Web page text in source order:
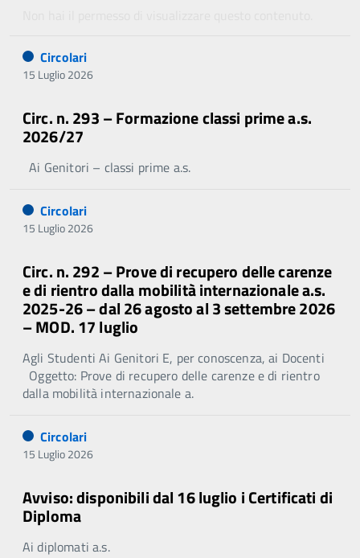
Circolari
15 Luglio 2026
Circ. n. 293 – Formazione classi prime a.s.
2026/27
Ai Genitori – classi prime a.s.
Circolari
15 Luglio 2026
Circ. n. 292 – Prove di recupero delle carenze
e di rientro dalla mobilità internazionale a.s.
2025-26 – dal 26 agosto al 3 settembre 2026
– MOD. 17 luglio
Agli Studenti Ai Genitori E, per conoscenza, ai Docenti
Oggetto: Prove di recupero delle carenze e di rientro
dalla mobilità internazionale a.
Circolari
15 Luglio 2026
Avviso: disponibili dal 16 luglio i Certificati di
Diploma
Ai diplomati a.s.